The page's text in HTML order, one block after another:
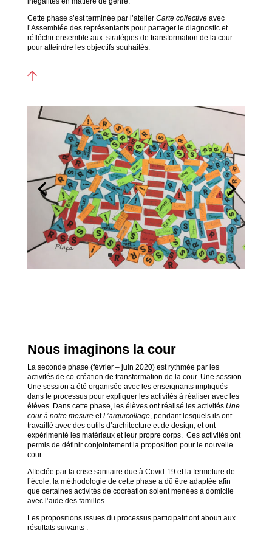
Cette phase s’est terminée par l’atelier Carte collectiveavec
l’Assemblée des représentants pour partager le diagnostic et
réfléchir ensemble aux stratégies de transformation de la cour
pour atteindre les objectifs souhaités.
Nous imaginons la cour
La seconde phase (février – juin 2020) est rythmée par les
activités de co-création de transformation de la cour. Une session
Une session a été organisée avec les enseignants impliqués
dans le processus pour expliquer les activités à réaliser avec les
élèves. Dans cette phase, les élèves ont réalisé les activités Une
cour à notre mesureetL’arquicollage, pendant lesquels ils ont
travaillé avec des outils d’architecture et de design, et ont
expérimenté les matériaux et leur propre corps. Ces activités ont
permis de définir conjointement la proposition pour le nouvelle
cour.
Affectée par la crise sanitaire due à Covid-19 et la fermeture de
l’école, la méthodologie de cette phase a dû être adaptée afin
que certaines activités de cocréation soient menées à domicile
avec l’aide des familles.
Les propositions issues du processus participatif ont abouti aux
résultats suivants :